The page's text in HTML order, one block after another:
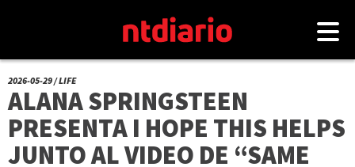
2026-05-29 / LIFE
ALANA SPRINGSTEEN
PRESENTA I HOPE THIS HELPS
JUNTO AL VIDEO DE “SAME